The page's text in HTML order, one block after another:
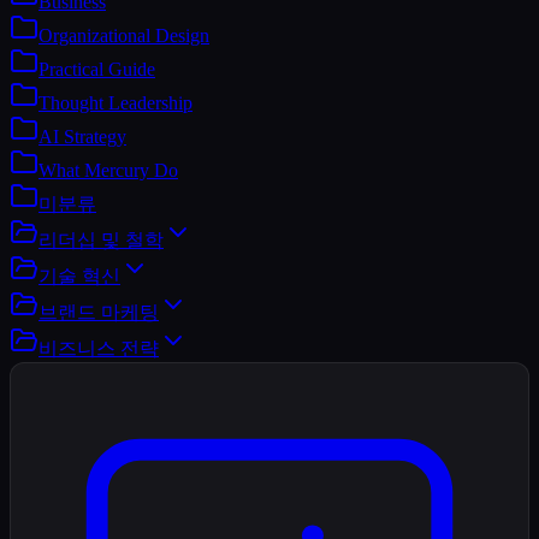
Organizational Design
Practical Guide
Thought Leadership
AI Strategy
What Mercury Do
미분류
리더십 및 철학
기술 혁신
브랜드 마케팅
비즈니스 전략